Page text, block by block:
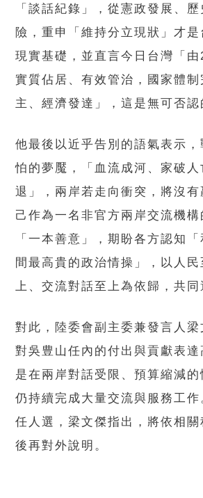
「談話紀錄」，從憲政發展、
險，重申「維持分立現狀」才
現實基礎，並直言今日台灣「
實質佔居、有效管治，國家體制
主、經濟發達」，這是無可否認
他最後以近乎告別的語氣表示
怕的夢魘，「血流成河、家破人
退」，兩岸若走向衝突，將沒有
己作為一名非官方兩岸交流機
「一本善意」，期盼各方認知
間最高貴的政治情操」，以人
上、交流對話至上為依歸，共同
對此，陸委會副主委兼發言人
對吳豊山任內的付出與貢獻表
是在兩岸對話受限、預算縮減
仍持續完成大量交流與服務工
任人選，梁文傑指出，將依相關
後再對外說明。